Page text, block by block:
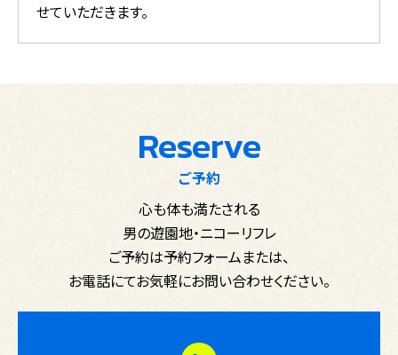
せていただきます。
Reserve
ご予約
心も体も満たされる
男の遊園地・ニコーリフレ
ご予約は予約フォームまたは、
お電話にてお気軽にお問い合わせください。